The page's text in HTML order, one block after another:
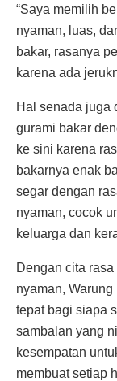
“Saya memilih
nyaman, luas,
bakar, rasanya
karena ada
Hal senada juga
gurami bakar
ke sini karena
bakarnya enak
segar dengan
nyaman, cocok
keluarga dan
Dengan cita
nyaman,
tepat bagi siapa
sambalan yang
kesempatan
membuat setiap